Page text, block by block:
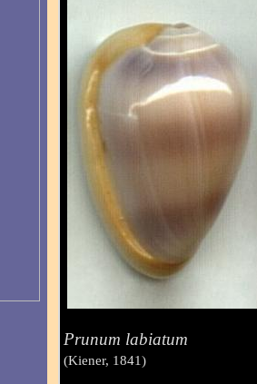
Prunum labiatum
(Kiener, 1841)